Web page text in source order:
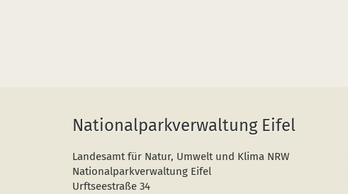
Nationalparkverwaltung Eifel
Landesamt für Natur, Umwelt und Klima NRW
Nationalparkverwaltung Eifel
Urftseestraße 34